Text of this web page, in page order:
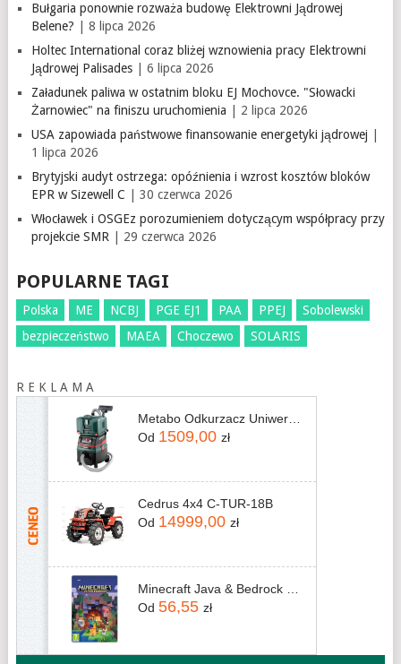
Bułgaria ponownie rozważa budowę Elektrowni Jądrowej
Belene? | 8 lipca 2026
Holtec International coraz bliżej wznowienia pracy Elektrowni
Jądrowej Palisades| 6 lipca 2026
Załadunek paliwa w ostatnim bloku EJ Mochovce. "Słowacki
Żarnowiec" na finiszu uruchomienia | 2 lipca 2026
USA zapowiada państwowe finansowanie energetyki jądrowej
1 lipca 2026
Brytyjski audyt ostrzega: opóźnienia i wzrost kosztów bloków
EPR w Sizewell C | 30 czerwca 2026
Włocławek i OSGEz porozumieniem dotyczącym współpracy przy
projekcie SMR| 29 czerwca 2026
POPULARNE TAGI
Polska ME NCBJ PGE EJ1 PAA PPEJ
Sobolewski
bezpieczeństwo
MAEA Choczewo SOLARIS
R E K L A M A
Metabo Odkurzacz Uniwersalny 1400W Asr 25L Sc
Od 1509,00 zł
Cedrus 4x4 C-TUR-18B
Od 14999,00 zł
Minecraft Java & Bedrock Edition (Digital)
Od 56,55 zł